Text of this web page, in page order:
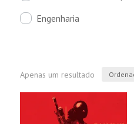
Engenharia
Apenas um resultado